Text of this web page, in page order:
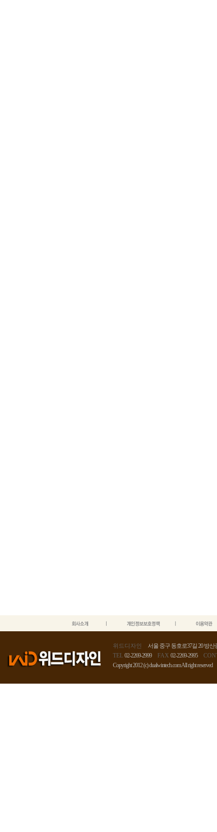
위드디자인
서울 중구 동호로37길 20 방산
TEL 02-2269-2999 FAX 02-2269-2995
Copyright 2012 (c) dualwintech.com All right reserved